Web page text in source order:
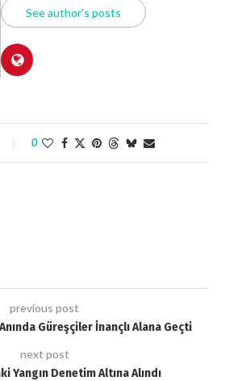
See author's posts
0
previous post
Güreşçiler İnançlı Alana Geçti
next post
Yangın Denetim Altına Alındı